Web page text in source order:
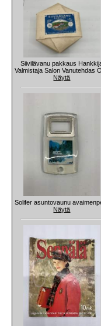
Siivilävanu pakkaus
Valmistaja Salon Vanutehdas
Näytä
Solifer asuntovaunu
Näytä